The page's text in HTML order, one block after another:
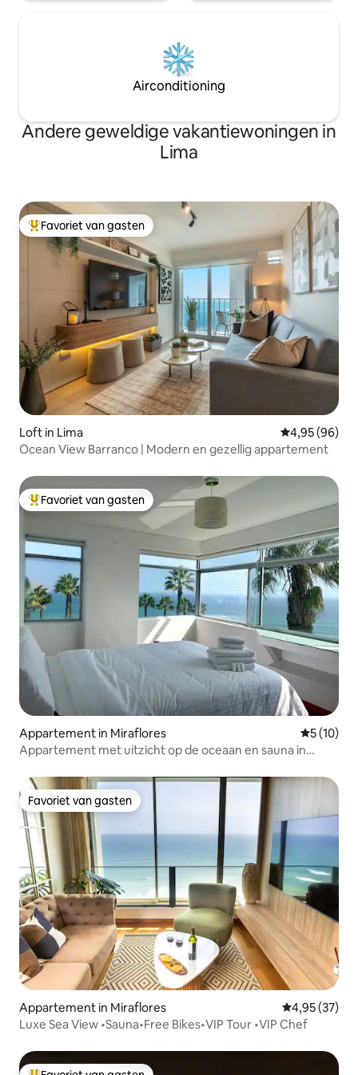
Airconditioning
Andere geweldige vakantiewoningen in
Lima
Topfavoriet van gasten
Favoriet van gasten
Loft in Lima Gemiddelde
4,95 (96)
Ocean View Barranco | Modern en gezellig appartement
Topfavoriet van gasten
Favoriet van gasten
Appartement in Miraflores
5 (10)
Appartement met uitzicht op de oceaan en sauna in
Favoriet van gasten
Favoriet van gasten
Appartement in Miraflores Gemiddelde
4,95 (37)
Luxe Sea View •Sauna•Free Bikes•VIP Tour •VIP Chef